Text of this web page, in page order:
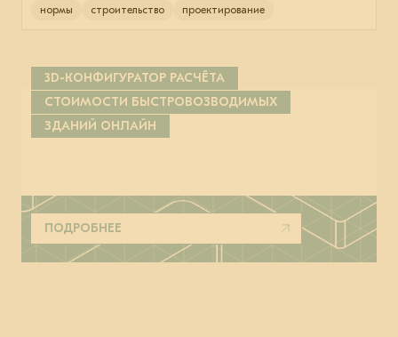
нормы строительство проектирование
3D-КОНФИГУРАТОР РАСЧЁТА
СТОИМОСТИ БЫСТРОВОЗВОДИМЫХ
ЗДАНИЙ ОНЛАЙН
ПОДРОБНЕЕ